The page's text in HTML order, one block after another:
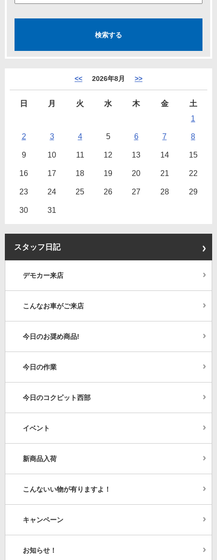
<< 2026年8月 >>
日 月 火 水 木 金
土
1
2 3 4 5 6 7 8
9 10 11 12 13 14 15
16 17 18 19 20 21 22
23 24 25 26 27 28 29
30 31
スタッフ日記
デモカー来店
こんなお車がご来店
今日のお奨め商品!
今日の作業
今日のコクピット西部
イベント
新商品入荷
こんないい物が有りますよ！
キャンペーン
お知らせ！